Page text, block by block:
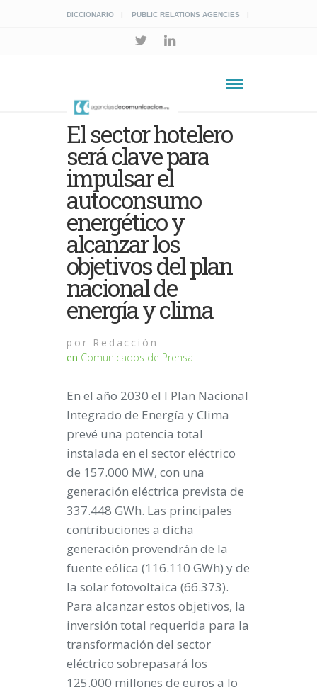
DICCIONARIO PUBLIC RELATIONS AGENCIES
El sector hotelero
será clave para
impulsar el
autoconsumo
energético y
alcanzar los
objetivos del plan
nacional de
energía y clima
por Redacción
en Comunicados de Prensa
En el año 2030 el l Plan Nacional
Integrado de Energía y Clima
prevé una potencia total
instalada en el sector eléctrico
de 157.000 MW, con una
generación eléctrica prevista de
337.448 GWh. Las principales
contribuciones a dicha
generación provendrán de la
fuente eólica (116.110 GWh) y de
la solar fotovoltaica (66.373).
Para alcanzar estos objetivos, la
inversión total requerida para la
transformación del sector
eléctrico sobrepasará los
125.000 millones de euros a lo